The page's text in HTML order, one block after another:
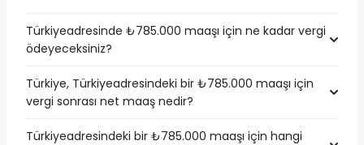
Türkiyeadresinde ₺785.000 maaşı için ne kadar vergi
ödeyeceksiniz?
Türkiye, Türkiyeadresindeki bir ₺785.000 maaşı için
vergi sonrası net maaş nedir?
Türkiyeadresindeki bir ₺785.000 maaşı için hangi